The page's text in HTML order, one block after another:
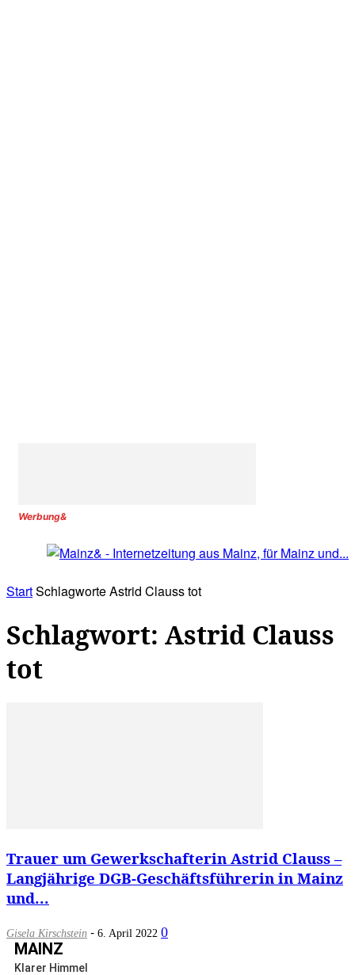
Werbung&
StartSchlagworteAstrid Clauss tot
Schlagwort: Astrid Clauss
tot
Trauer um Gewerkschafterin Astrid Clauss –
Langjährige DGB-Geschäftsführerin in Mainz
und...
Gisela Kirschstein - 6. April 2022 0
MAINZ
Klarer Himmel